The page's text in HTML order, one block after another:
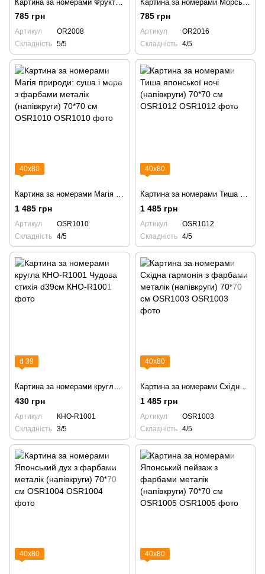
785 грн
Артикул
OR2008
Складність 5/5
785 грн
Артикул
OR2016
Складність 4/5
40х80
Картина за номерами Магія природи: суша і море з фарбами металік (напівкруги) 70*70 см OSR1010
1 485 грн
Артикул
OSR1010
Складність 4/5
40х80
Картина за номерами Тиша японської ночі (напівкруги) 70*70 см OSR1012
1 485 грн
Артикул
OSR1012
Складність 4/5
d 39
430 грн
Артикул
КНО-R1001
Складність 3/5
40х80
1 485 грн
Артикул
OSR1003
Складність 4/5
40х80 40х80